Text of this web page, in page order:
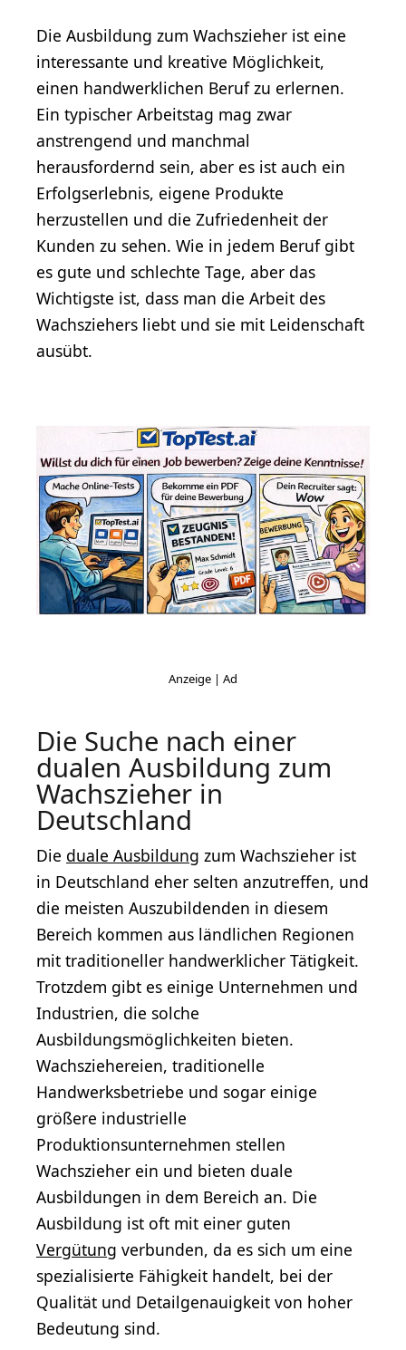
Die Ausbildung zum Wachszieher ist eine
interessante und kreative Möglichkeit,
einen handwerklichen Beruf zu erlernen.
Ein typischer Arbeitstag mag zwar
anstrengend und manchmal
herausfordernd sein, aber es ist auch ein
Erfolgserlebnis, eigene Produkte
herzustellen und die Zufriedenheit der
Kunden zu sehen. Wie in jedem Beruf gibt
es gute und schlechte Tage, aber das
Wichtigste ist, dass man die Arbeit des
Wachsziehers liebt und sie mit Leidenschaft
ausübt.
Die Suche nach einer
dualen Ausbildung zum
Wachszieher in
Deutschland
Die duale Ausbildung zum Wachszieher ist
in Deutschland eher selten anzutreffen, und
die meisten Auszubildenden in diesem
Bereich kommen aus ländlichen Regionen
mit traditioneller handwerklicher Tätigkeit.
Trotzdem gibt es einige Unternehmen und
Industrien, die solche
Ausbildungsmöglichkeiten bieten.
Wachsziehereien, traditionelle
Handwerksbetriebe und sogar einige
größere industrielle
Produktionsunternehmen stellen
Wachszieher ein und bieten duale
Ausbildungen in dem Bereich an. Die
Ausbildung ist oft mit einer guten
Vergütung verbunden, da es sich um eine
spezialisierte Fähigkeit handelt, bei der
Qualität und Detailgenauigkeit von hoher
Bedeutung sind.